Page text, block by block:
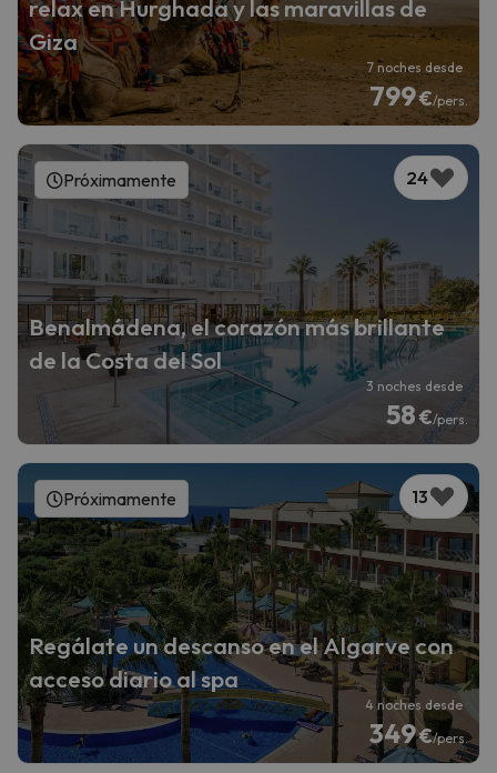
relax en Hurghada y las maravillas de
Giza
7 noches desde
799€/pers.
24
Próximamente
Benalmádena, el corazón más brillante
de la Costa del Sol
3 noches desde
58€/pers.
13
Próximamente
Regálate un descanso en el Algarve con
acceso diario al spa
4 noches desde
349€/pers.